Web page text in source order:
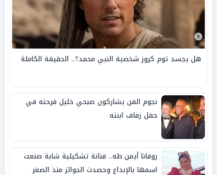
هل يجسد توم كروز شخصية النبي محمد؟.. الحقيقة الكاملة
نجوم الفن يشاركون صبحي خليل فرحته في
حفل زفاف ابنته
روفانا أيمن طه.. فنانة تشكيلية شابة صنعت
اسمها بالإبداع وحصدت الجوائز منذ الصغر